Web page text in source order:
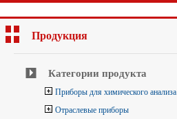
Продукция
Категории продукта
Приборы для химического анализа
Отраслевые приборы